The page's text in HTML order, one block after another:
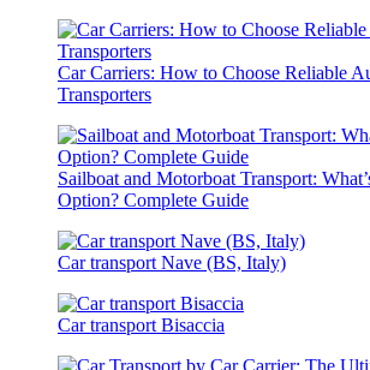
Car Carriers: How to Choose Reliable
Transporters
Sailboat and Motorboat Transport:
Option? Complete Guide
Car transport Nave (BS, Italy)
Car transport Bisaccia